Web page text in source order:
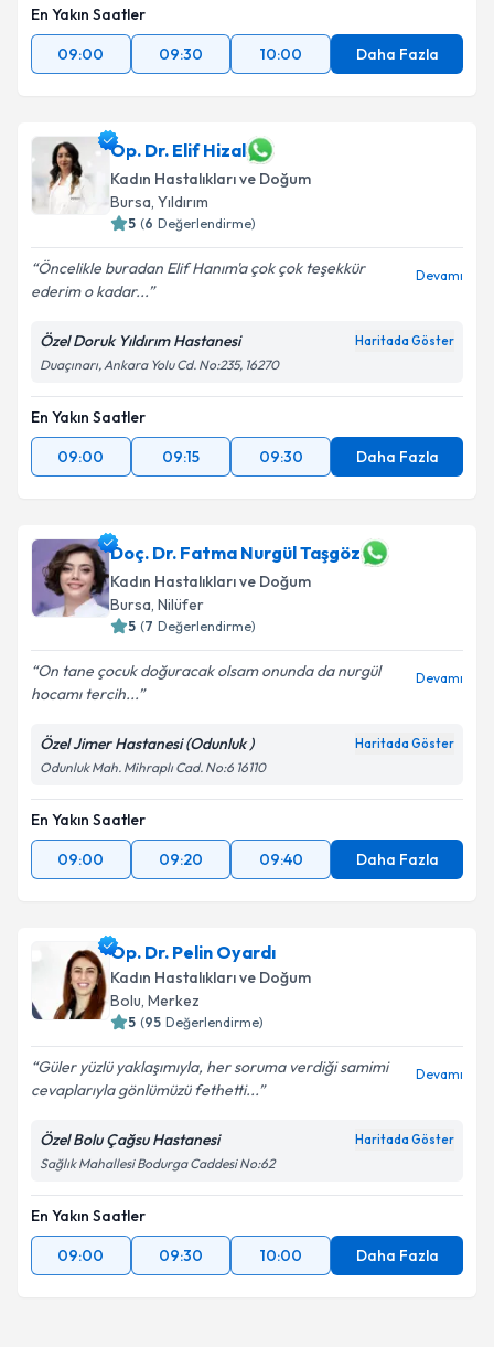
En Yakın Saatler
09:00
09:30 10:00 Daha Fazla
Op. Dr. Elif Hizal
Kadın Hastalıkları ve Doğum
Bursa, Yıldırım
5 (6 Değerlendirme)
Öncelikle buradan Elif Hanım'a çok çok teşekkür
ederim o kadar...
Devamı
Özel Doruk Yıldırım Hastanesi Haritada Göster
Duaçınarı, Ankara Yolu Cd. No:235, 16270
En Yakın Saatler
09:00
09:15 09:30 Daha Fazla
Doç. Dr. Fatma Nurgül Taşgöz
Kadın Hastalıkları ve Doğum
Bursa, Nilüfer
5 (7 Değerlendirme)
On tane çocuk doğuracak olsam onunda da nurgül
hocamı tercih...
Devamı
Özel Jimer Hastanesi (Odunluk ) Haritada Göster
Odunluk Mah. Mihraplı Cad. No:6 16110
En Yakın Saatler
09:00
09:20 09:40 Daha Fazla
Op. Dr. Pelin Oyardı
Kadın Hastalıkları ve Doğum
Bolu, Merkez
5 (95 Değerlendirme)
Güler yüzlü yaklaşımıyla, her soruma verdiği samimi
cevaplarıyla gönlümüzü fethetti...
Devamı
Özel Bolu Çağsu Hastanesi Haritada Göster
Sağlık Mahallesi Bodurga Caddesi No:62
En Yakın Saatler
09:00
09:30 10:00 Daha Fazla